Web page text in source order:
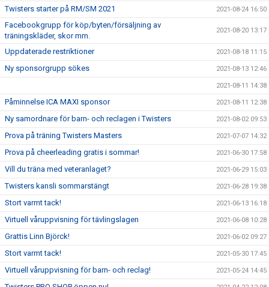
Twisters starter på RM/SM 2021 2021-08-24 16:50
Facebookgrupp för köp/byten/försäljning av
träningskläder, skor mm.
2021-08-20 13:17
Uppdaterade restriktioner 2021-08-18 11:15
Ny sponsorgrupp sökes 2021-08-13 12:46
2021-08-11 14:38
Påminnelse ICA MAXI sponsor 2021-08-11 12:38
Ny samordnare för barn- och reclagen i Twisters 2021-08-02 09:53
Prova på träning Twisters Masters 2021-07-07 14:32
Prova på cheerleading gratis i sommar! 2021-06-30 17:58
Vill du träna med veteranlaget? 2021-06-29 15:03
Twisters kansli sommarstängt 2021-06-28 19:38
Stort varmt tack! 2021-06-13 16:18
Virtuell våruppvisning för tävlingslagen 2021-06-08 10:28
Grattis Linn Björck! 2021-06-02 09:27
Stort varmt tack! 2021-05-30 17:45
Virtuell våruppvisning för barn- och reclag! 2021-05-24 14:45